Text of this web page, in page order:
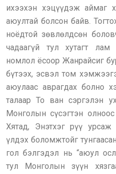
ихээхэн хэцүүдэж аймаг
аюултай болсон байв.
ноёдтой зөвлөлдсөн
чадаагүй тул хутагт
номлол ёсоор Жанрайсиг
бүтээх, эсвэл том
аюулаас аврагдах болно
талаар То ван сэргэлэн
Монголын сүсэгтэн
Хятад, Энэтхэг рүү урсаж
үлдэх боломжтойг
гол бэлгэдэл нь “аюул
тул Монголын зүүн